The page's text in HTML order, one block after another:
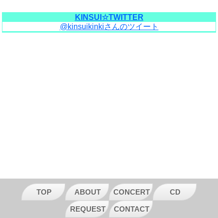
KINSUI☆TWITTER
@kinsuikinkiさんのツイート
TOP ABOUT CONCERT CD
REQUEST CONTACT